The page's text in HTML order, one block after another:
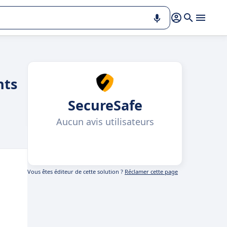
SecureSafe
Aucun avis utilisateurs
Vous êtes éditeur de cette solution ? Réclamer cette page